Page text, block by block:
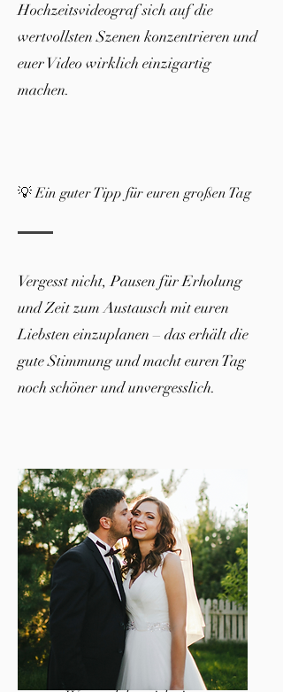
Hochzeitsvideograf sich auf die
wertvollsten Szenen konzentrieren und
euer Video wirklich einzigartig
machen.
💡 Ein guter Tipp für euren großen Tag
Vergesst nicht, Pausen für Erholung
und Zeit zum Austausch mit euren
Liebsten einzuplanen – das erhält die
gute Stimmung und macht euren Tag
noch schöner und unvergesslich.